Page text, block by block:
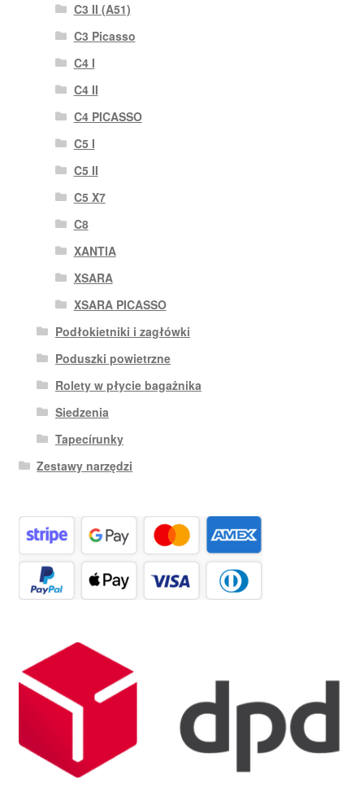
C3 II (A51)
C3 Picasso
C4 I
C4 II
C4 PICASSO
C5 I
C5 II
C5 X7
C8
XANTIA
XSARA
XSARA PICASSO
Podłokietniki i zagłówki
Poduszki powietrzne
Rolety w płycie bagażnika
Siedzenia
Tapecírunky
Zestawy narzędzi